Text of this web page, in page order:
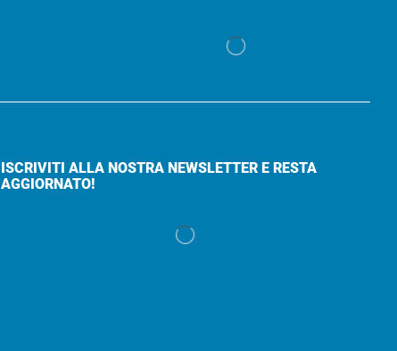
ISCRIVITI ALLA NOSTRA NEWSLETTER E RESTA
AGGIORNATO!